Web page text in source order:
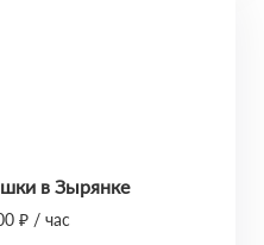
в Зырянке
₽ / час